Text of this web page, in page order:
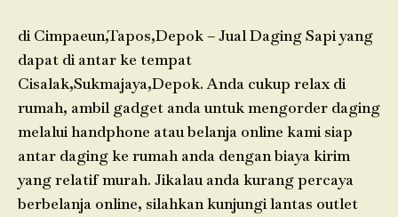
di Cimpaeun,Tapos,Depok – Jual Daging Sapi yang
dapat di antar ke tempat
Cisalak,Sukmajaya,Depok. Anda cukup relax di
rumah, ambil gadget anda untuk mengorder daging
melalui handphone atau belanja online kami siap
antar daging ke rumah anda dengan biaya kirim
yang relatif murah. Jikalau anda kurang percaya
berbelanja online, silahkan kunjungi lantas outlet